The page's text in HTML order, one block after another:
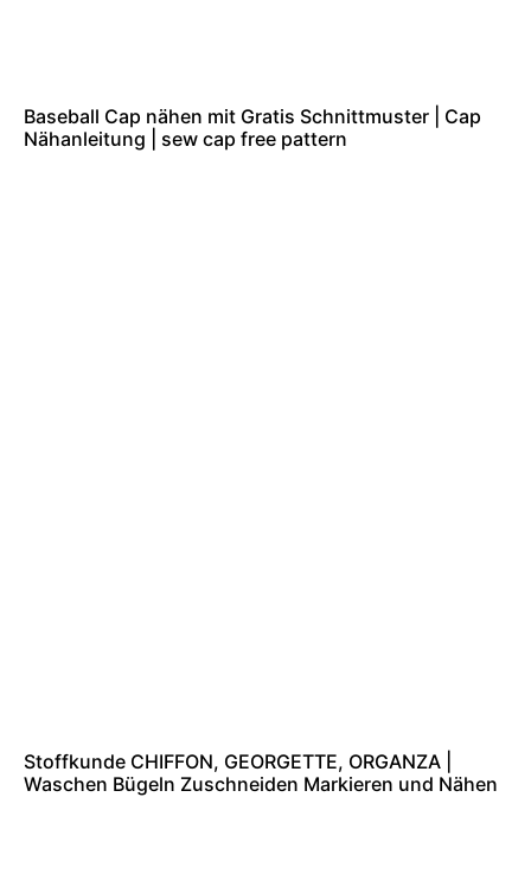
Baseball Cap nähen mit Gratis Schnittmuster | Cap
Nähanleitung | sew cap free pattern
Stoffkunde CHIFFON, GEORGETTE, ORGANZA |
Waschen Bügeln Zuschneiden Markieren und Nähen